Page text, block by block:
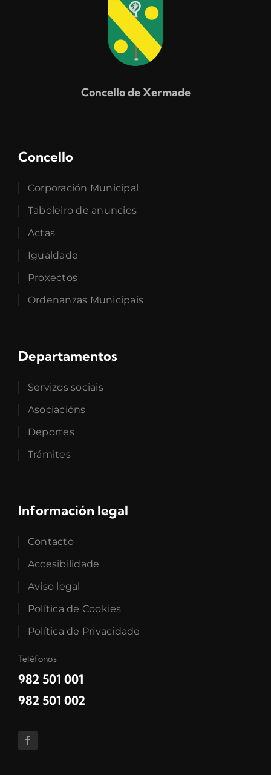
Concello de Xermade
Concello
Corporación Municipal
Taboleiro de anuncios
Actas
Igualdade
Proxectos
Ordenanzas Municipais
Departamentos
Servizos sociais
Asociacións
Deportes
Trámites
Información legal
Contacto
Accesibilidade
Aviso legal
Política de Cookies
Política de Privacidade
Teléfonos
982 501 001
982 501 002